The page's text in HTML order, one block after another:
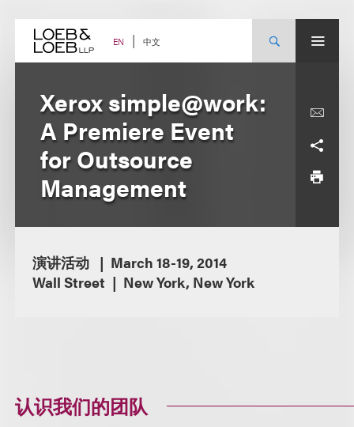
content EN 中文
Xerox simple@work:
A Premiere Event
for Outsource
Management
演讲活动
March 18-19, 2014
Wall Street
New York, New York
认识我们的团队